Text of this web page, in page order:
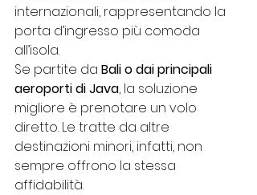
internazionali, rappresentando la
porta d’ingresso più comoda
all’isola.
Se partite da Bali o dai principali
aeroporti di Java, la soluzione
migliore è prenotare un volo
diretto. Le tratte da altre
destinazioni minori, infatti, non
sempre offrono la stessa
affidabilità.